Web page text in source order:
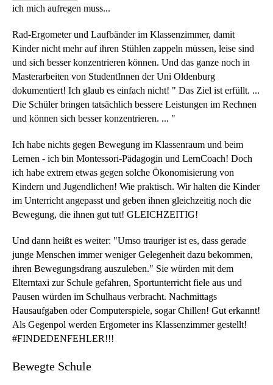
ich mich aufregen muss...
Rad-Ergometer und Laufbänder im Klassenzimmer, damit
Kinder nicht mehr auf ihren Stühlen zappeln müssen, leise sind
und sich besser konzentrieren können. Und das ganze noch in
Masterarbeiten von StudentInnen der Uni Oldenburg
dokumentiert! Ich glaub es einfach nicht! " Das Ziel ist erfüllt. ...
Die Schüler bringen tatsächlich bessere Leistungen im Rechnen
und können sich besser konzentrieren. ... "
Ich habe nichts gegen Bewegung im Klassenraum und beim
Lernen - ich bin Montessori-Pädagogin und LernCoach! Doch
ich habe extrem etwas gegen solche Ökonomisierung von
Kindern und Jugendlichen! Wie praktisch. Wir halten die Kinder
im Unterricht angepasst und geben ihnen gleichzeitig noch die
Bewegung, die ihnen gut tut! GLEICHZEITIG!
Und dann heißt es weiter: "Umso trauriger ist es, dass gerade
junge Menschen immer weniger Gelegenheit dazu bekommen,
ihren Bewegungsdrang auszuleben." Sie würden mit dem
Elterntaxi zur Schule gefahren, Sportunterricht fiele aus und
Pausen würden im Schulhaus verbracht. Nachmittags
Hausaufgaben oder Computerspiele, sogar Chillen! Gut erkannt!
Als Gegenpol werden Ergometer ins Klassenzimmer gestellt!
#FINDEDENFEHLER!!!
Bewegte Schule